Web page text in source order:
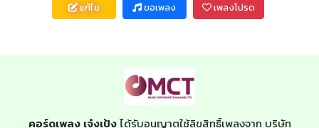
แก้ไข ขอเพลง เพลงโปรด
คอร์ดเพลง เจ๋งเป้งได้รับอนุญาตใช้ลิขสิทธิ์เพลงจาก บริษัท